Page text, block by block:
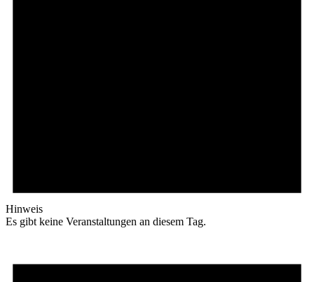
Hinweis
Es gibt keine Veranstaltungen an diesem Tag.